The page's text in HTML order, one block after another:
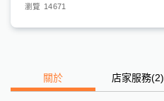
瀏覽 14671
關於 店家服務(2)